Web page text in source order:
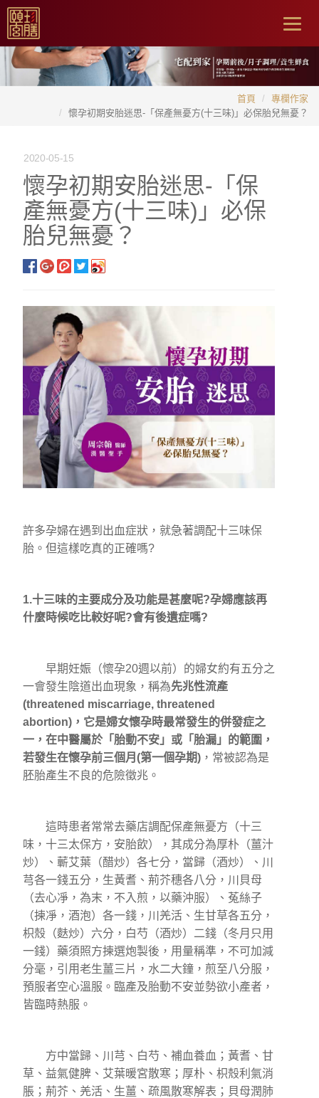
首頁
專欄作家
懷孕初期安胎迷思-「保產無憂方(十三味)」必保胎兒無憂？
2020-05-15
懷孕初期安胎迷思-「保
產無憂方(十三味)」必保
胎兒無憂？
許多孕婦在遇到出血症狀，就急著調配十三味保
胎。但這樣吃真的正確嗎?
1.十三味的主要成分及功能是甚麼呢?孕婦應該再
什麼時候吃比較好呢?會有後遺症嗎?
早期妊娠（懷孕20週以前）的婦女約有五分之
一會發生陰道出血現象，稱為先兆性流產
(threatened miscarriage, threatened
abortion)，它是婦女懷孕時最常發生的併發症之
一，在中醫屬於「胎動不安」或「胎漏」的範圍，
若發生在懷孕前三個月(第一個孕期) ，常被認為是
胚胎產生不良的危險徵兆。
這時患者常常去藥店調配保產無憂方（十三
味，十三太保方，安胎飲），其成分為厚朴（薑汁
炒）、蘄艾葉（醋炒）各七分，當歸（酒炒）、川
芎各一錢五分，生黃耆、荊芥穗各八分，川貝母
（去心凈，為末，不入煎，以藥沖服）、菟絲子
（揀凈，酒泡）各一錢，川羌活、生甘草各五分，
枳殼（麩炒）六分，白芍（酒炒）二錢（冬月只用
一錢）藥須照方揀選炮製後，用量稱準，不可加減
分毫，引用老生薑三片，水二大鐘，煎至八分服，
預服者空心溫服。臨產及胎動不安並勢欲小產者，
皆臨時熱服。
方中當歸、川芎、白芍、補血養血；黃耆、甘
草、益氣健脾、艾葉暖宮散寒；厚朴、枳殼利氣消
脹；荊芥、羌活、生薑、疏風散寒解表；貝母潤肺